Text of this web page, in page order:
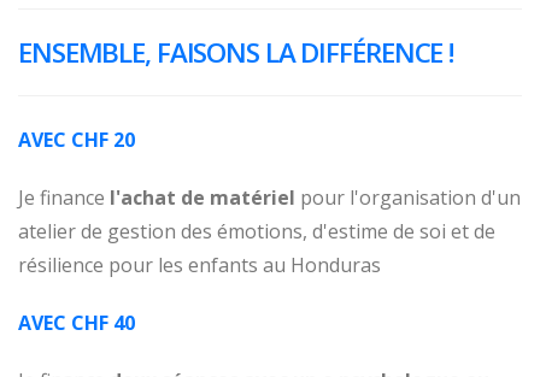
ENSEMBLE, FAISONS LA DIFFÉRENCE !
AVEC CHF 20
Je finance l'achat de matériel pour l'organisation d'un
atelier de gestion des émotions, d'estime de soi et de
résilience pour les enfants au Honduras
AVEC CHF 40